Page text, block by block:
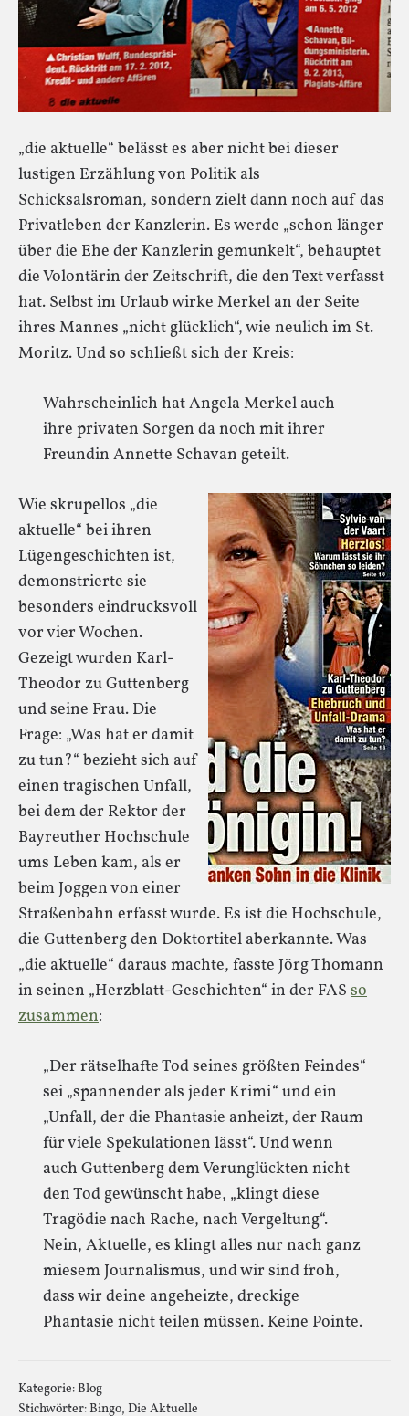
„die aktuelle“ belässt es aber nicht bei dieser
lustigen Erzählung von Politik als
Schicksalsroman, sondern zielt dann noch auf das
Privatleben der Kanzlerin. Es werde „schon länger
über die Ehe der Kanzlerin gemunkelt“, behauptet
die Volontärin der Zeitschrift, die den Text verfasst
hat. Selbst im Urlaub wirke Merkel an der Seite
ihres Mannes „nicht glücklich“, wie neulich im St.
Moritz. Und so schließt sich der Kreis:
Wahrscheinlich hat Angela Merkel auch
ihre privaten Sorgen da noch mit ihrer
Freundin Annette Schavan geteilt.
Wie skrupellos „die
aktuelle“ bei ihren
Lügengeschichten ist,
demonstrierte sie
besonders eindrucksvoll
vor vier Wochen.
Gezeigt wurden Karl-
Theodor zu Guttenberg
und seine Frau. Die
Frage: „Was hat er damit
zu tun?“ bezieht sich auf
einen tragischen Unfall,
bei dem der Rektor der
Bayreuther Hochschule
ums Leben kam, als er
beim Joggen von einer
Straßenbahn erfasst wurde. Es ist die Hochschule,
die Guttenberg den Doktortitel aberkannte. Was
„die aktuelle“ daraus machte, fasste Jörg Thomann
in seinen „Herzblatt-Geschichten“ in der FAS so
zusammen:
„Der rätselhafte Tod seines größten Feindes“
sei „spannender als jeder Krimi“ und ein
„Unfall, der die Phantasie anheizt, der Raum
für viele Spekulationen lässt“. Und wenn
auch Guttenberg dem Verunglückten nicht
den Tod gewünscht habe, „klingt diese
Tragödie nach Rache, nach Vergeltung“.
Nein, Aktuelle, es klingt alles nur nach ganz
miesem Journalismus, und wir sind froh,
dass wir deine angeheizte, dreckige
Phantasie nicht teilen müssen. Keine Pointe.
Kategorie:Blog
Stichwörter:Bingo, Die Aktuelle